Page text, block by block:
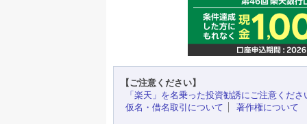
【ご注意ください】
「楽天」を名乗った投資勧誘にご注意くださ
仮名・借名取引について
著作権について